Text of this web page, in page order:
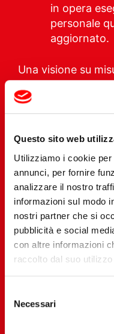
Questo sito web
Utilizziamo i cookie
annunci, per fornire
analizzare il nostro
informazioni sul modo
nostri partner che si
pubblicità e social
con altre informazioni
raccolto dal suo
delNecessari
in opera
personale
aggiornato.
Una visione su
operare come
costruzione di
calandratura